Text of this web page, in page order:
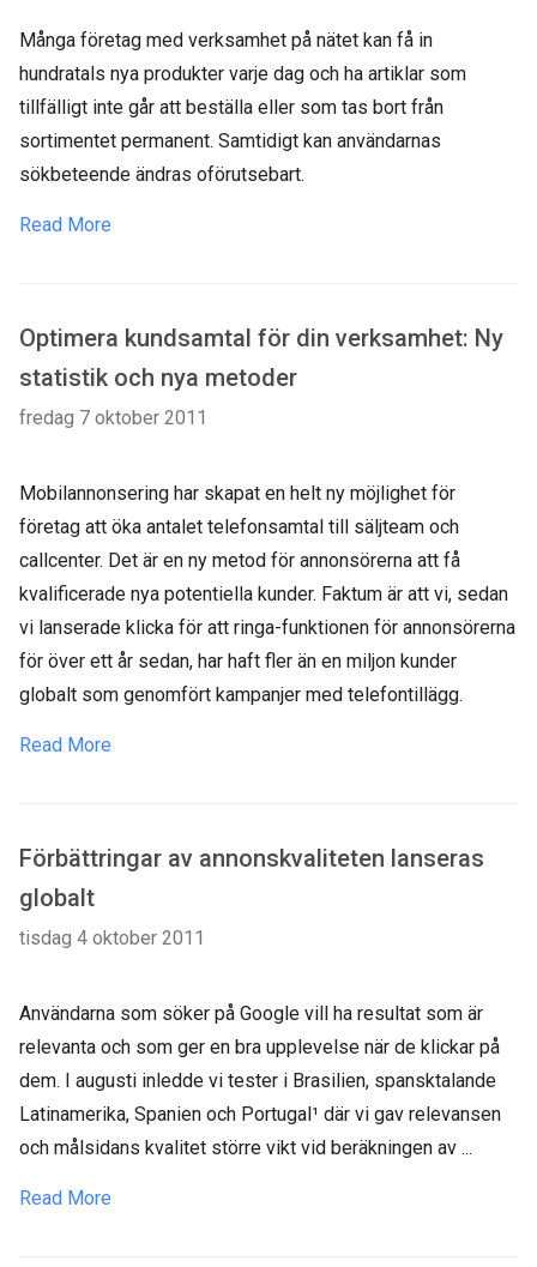
Många företag med verksamhet på nätet kan få in
hundratals nya produkter varje dag och ha artiklar som
tillfälligt inte går att beställa eller som tas bort från
sortimentet permanent. Samtidigt kan användarnas
sökbeteende ändras oförutsebart.
Read More
Optimera kundsamtal för din verksamhet: Ny
statistik och nya metoder
fredag 7 oktober 2011
Mobilannonsering har skapat en helt ny möjlighet för
företag att öka antalet telefonsamtal till säljteam och
callcenter. Det är en ny metod för annonsörerna att få
kvalificerade nya potentiella kunder. Faktum är att vi, sedan
vi lanserade klicka för att ringa-funktionen för annonsörerna
för över ett år sedan, har haft fler än en miljon kunder
globalt som genomfört kampanjer med telefontillägg.
Read More
Förbättringar av annonskvaliteten lanseras
globalt
tisdag 4 oktober 2011
Användarna som söker på Google vill ha resultat som är
relevanta och som ger en bra upplevelse när de klickar på
dem. I augusti inledde vi tester i Brasilien, spansktalande
Latinamerika, Spanien och Portugal¹ där vi gav relevansen
och målsidans kvalitet större vikt vid beräkningen av ...
Read More